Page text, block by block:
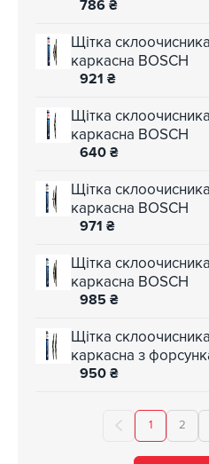
786 ₴
Щітка
каркасна BOSCH
921 ₴
Щітка
каркасна BOSCH
640 ₴
Щітка
каркасна BOSCH
971 ₴
Щітка
каркасна BOSCH
985 ₴
Щітка
каркасна з
950 ₴
1 2